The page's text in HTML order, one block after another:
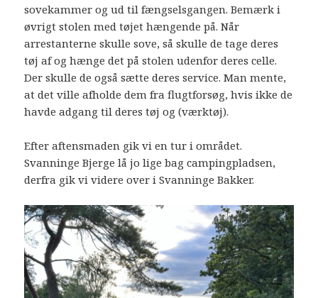
sovekammer og ud til fængselsgangen. Bemærk i
øvrigt stolen med tøjet hængende på. Når
arrestanterne skulle sove, så skulle de tage deres
tøj af og hænge det på stolen udenfor deres celle.
Der skulle de også sætte deres service. Man mente,
at det ville afholde dem fra flugtforsøg, hvis ikke de
havde adgang til deres tøj og (værktøj).
Efter aftensmaden gik vi en tur i området.
Svanninge Bjerge lå jo lige bag campingpladsen,
derfra gik vi videre over i Svanninge Bakker.